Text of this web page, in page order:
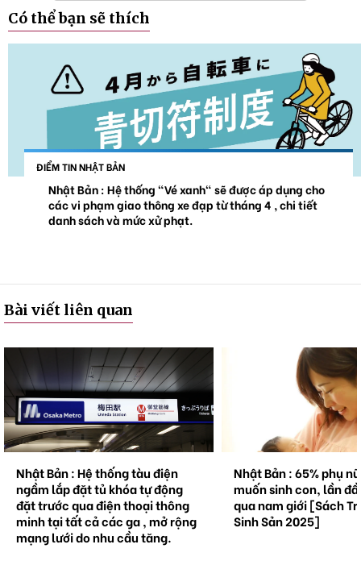
Có thể bạn sẽ thích
ĐIỂM TIN NHẬT BẢN
Nhật Bản : Hệ thống "Vé xanh" sẽ được áp dụng cho
các vi phạm giao thông xe đạp từ tháng 4 , chi tiết
danh sách và mức xử phạt.
Bài viết liên quan
Nhật Bản : Hệ thống tàu điện
ngầm lắp đặt tủ khóa tự động
đặt trước qua điện thoại thông
minh tại tất cả các ga , mở rộng
mạng lưới do nhu cầu tăng.
Nhật Bản : 65% phụ
muốn sinh con, lần
qua nam giới [Sách
Sinh Sản 2025]